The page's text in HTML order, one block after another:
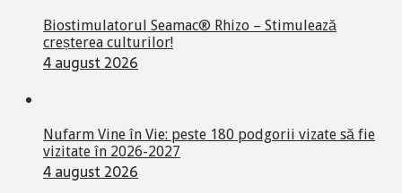
Biostimulatorul Seamac® Rhizo – Stimulează
creșterea culturilor!
4 august 2026
Nufarm Vine în Vie: peste 180 podgorii vizate să fie
vizitate în 2026-2027
4 august 2026